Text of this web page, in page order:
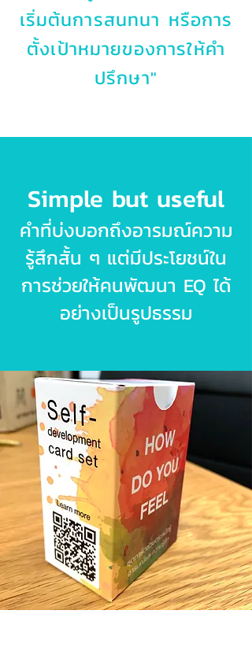
เริ่มต้นการสนทนา หรือการ
ตั้งเป้าหมายของการให้คำ
ปรึกษา"
Simple but useful
คำที่บ่งบอกถึงอารมณ์ความ
รู้สึกสั้น ๆ แต่มีประโยชน์ใน
การช่วยให้คนพัฒนา EQ ได้
อย่างเป็นรูปธรรม